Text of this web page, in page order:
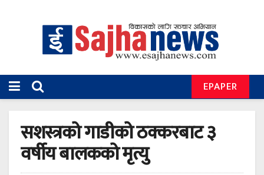
EPAPER
सशस्त्रको गाडीको ठक्करबाट ३
वर्षीय बालकको मृत्यु